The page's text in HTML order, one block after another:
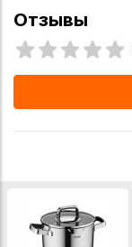
Отзывы